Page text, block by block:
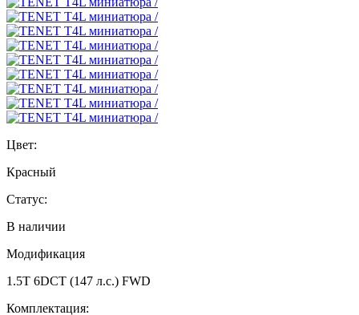
Цвет:
Красный
Статус:
В наличии
Модификация
1.5T 6DCT (147 л.с.) FWD
Комплектация: